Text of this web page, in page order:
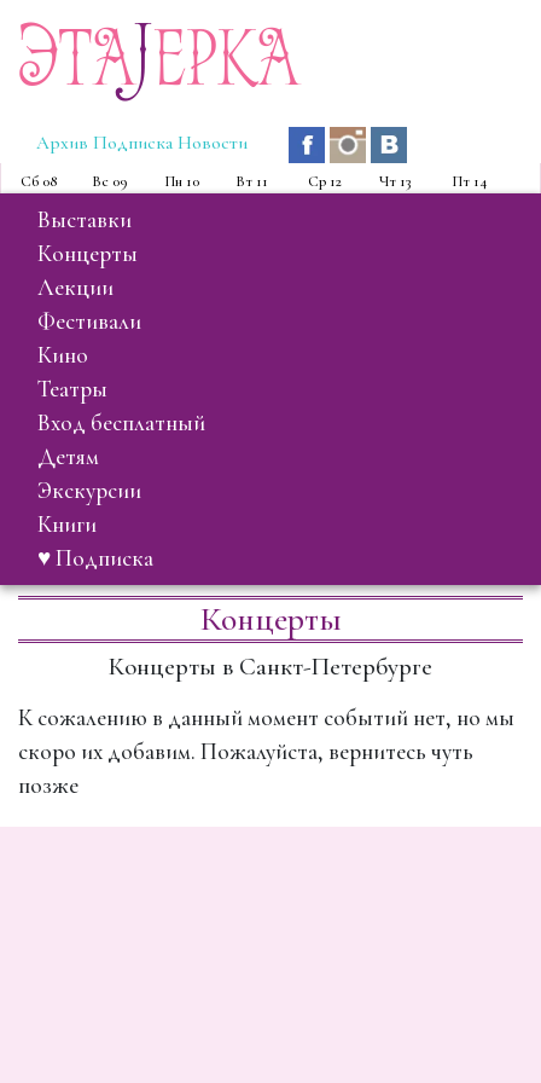
ЭтаJерка
Архив Подписка Новости
Сб 08 Вс 09 Пн 10 Вт 11 Ср 12 Чт 13 Пт 14
выставки
концерты
лекции
фестивали
кино
театры
вход бесплатный
детям
экскурсии
книги
♥ Подписка
Концерты
Концерты в Санкт-Петербурге
К сожалению в данный момент событий нет, но мы
скоро их добавим. Пожалуйста, вернитесь чуть
позже